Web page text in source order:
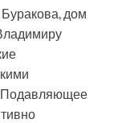
дом
Подавляющее